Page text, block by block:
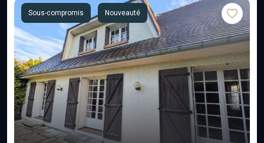
Sous-compromis Nouveauté